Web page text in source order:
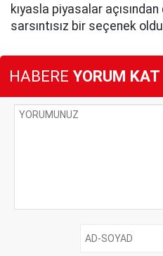
kıyasla piyasalar
sarsıntısız bir seçenek
HABERE YORUM KAT